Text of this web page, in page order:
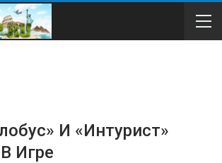
И «Интурист»
Игре